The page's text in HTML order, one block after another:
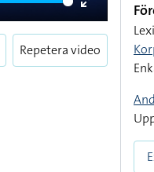
Enter
fullscreen
Repetera video